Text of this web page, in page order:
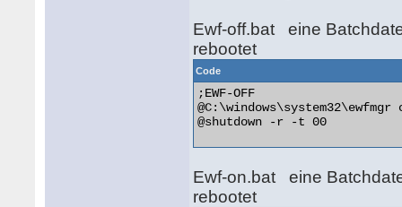
Ewf-off.bat eine
rebootet
Code
;EWF-OFF
@shutdown -r -t 00
Ewf-on.bat eine
rebootet